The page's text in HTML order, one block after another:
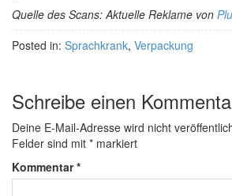
Quelle des Scans: Aktuelle Reklame von
Posted in: Sprachkrank, Verpackung
Schreibe einen
Deine E-Mail-Adresse wird nicht
Felder sind mit * markiert
Kommentar*